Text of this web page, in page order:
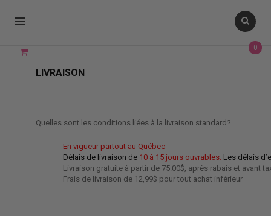

0
LIVRAISON
Quelles sont les conditions liées à la livraison standard?
En vigueur partout au Québec
Délais de livraison de 10 à 15 jours ouvrables. Les délais
Livraison gratuite à partir de 75.00$, après rabais et avant
Frais de livraison de 12,99$ pour tout achat inférieur